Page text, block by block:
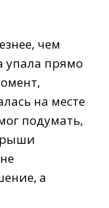
чем
упала прямо
на месте
подумать,
а